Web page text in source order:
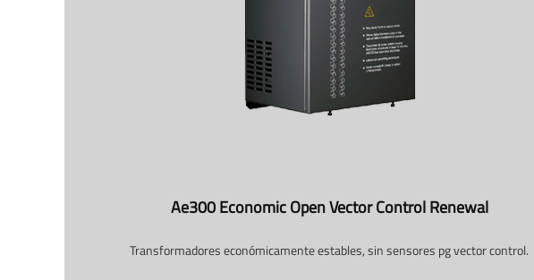
Ae300 Economic Open Vector Control Renewal
Transformadores económicamente estables, sin sensores pg vector control.